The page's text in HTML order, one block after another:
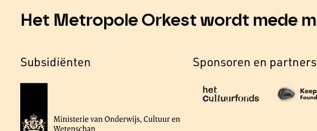
Het Metropole Orkest wordt mede
Subsidiënten Sponsoren en partners